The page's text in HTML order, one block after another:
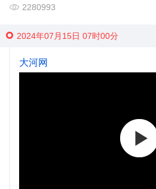
2280993
2024年07月15日 07时00分
大河网